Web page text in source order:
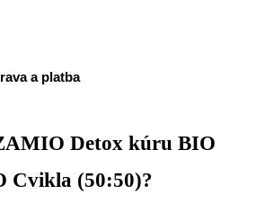
a platba
Detox kúru BIO
Cvikla (50:50)?